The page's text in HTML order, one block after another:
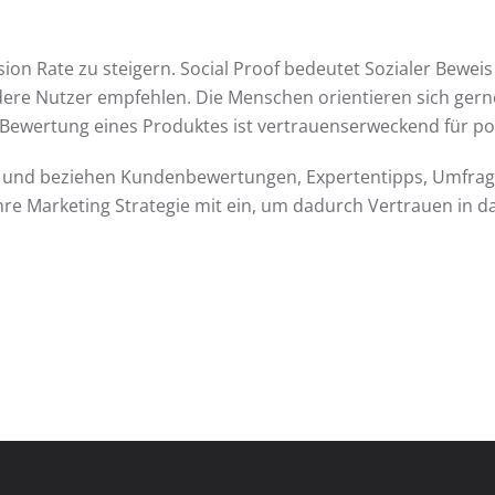
Rate zu steigern. Social Proof bedeutet Sozialer
Nutzer empfehlen. Die Menschen orientieren sich
eines Produktes ist vertrauenserweckend für
beziehen Kundenbewertungen, Expertentipps,
Marketing Strategie mit ein, um dadurch Vertrauen in